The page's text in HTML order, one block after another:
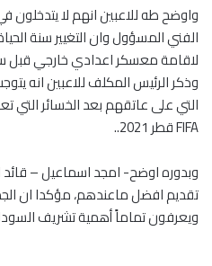
واوضح طه للاعبين انهم لا يتدخلون
الفني المسؤول وان التغيير سنة
لاقامة معسكر اعدادي خارجي قبل
وذكر الرئيس المكلف للاعبين انه
التي على عاتقهم بعد الخسائر
FIFA قطر 2021..
وبدوره اوضح- امجد اسماعيل –
تقديم افضل ماعندهم، مؤكدا ان
ويعرفون تماماً أهمية تشريف